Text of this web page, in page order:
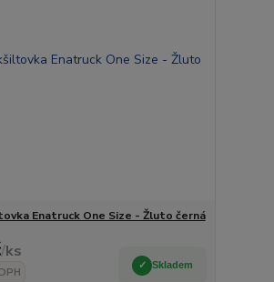
Enatruck One Size - Žluto černá
/ks
Skladem